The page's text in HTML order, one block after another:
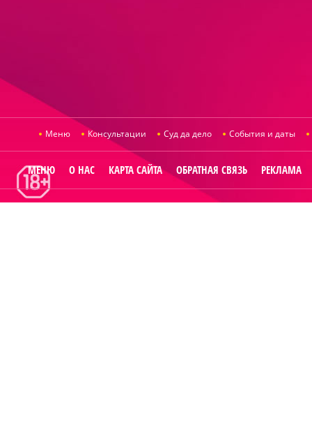
Меню Консультации Суд да дело События и даты
МЕНЮ О НАС КАРТА САЙТА ОБРАТНАЯ СВЯЗЬ РЕКЛАМА